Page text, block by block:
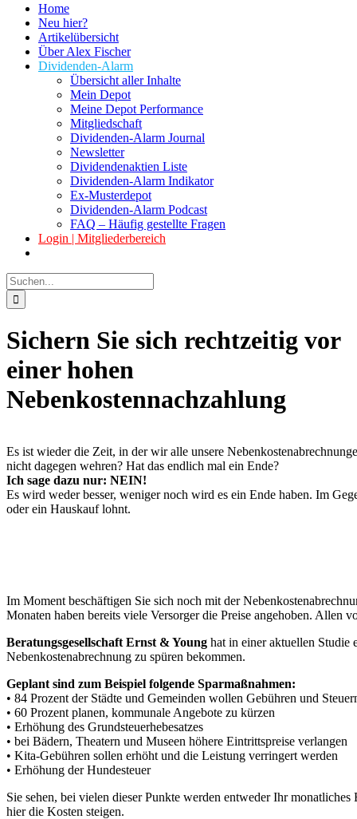
Home
Neu hier?
Artikelübersicht
Über Alex Fischer
Dividenden-Alarm
Übersicht aller Inhalte
Mein Depot
Meine Depot Performance
Mitgliedschaft
Dividenden-Alarm Journal
Newsletter
Dividendenaktien Liste
Dividenden-Alarm Indikator
Ex-Musterdepot
Dividenden-Alarm Podcast
FAQ – Häufig gestellte Fragen
Login | Mitgliederbereich
Suche
nach:
Sichern Sie sich rechtzeitig vor
einer hohen
Nebenkostennachzahlung
Es ist wieder die Zeit, in der wir alle unsere
nicht dagegen wehren? Hat das endlich mal ein Ende?
Ich sage dazu nur: NEIN!
Es wird weder besser, weniger noch wird es ein Ende haben. Im
oder ein Hauskauf lohnt.
Im Moment beschäftigen Sie sich noch mit der
Monaten haben bereits viele Versorger die Preise angehoben. Allen
Beratungsgesellschaft Ernst & Young hat in einer aktuellen Studie
Nebenkostenabrechnung zu spüren bekommen.
Geplant sind zum Beispiel folgende Sparmaßnahmen:
• 84 Prozent der Städte und Gemeinden wollen Gebühren und
• 60 Prozent planen, kommunale Angebote zu kürzen
• Erhöhung des Grundsteuerhebesatzes
• bei Bädern, Theatern und Museen höhere Eintrittspreise verlangen
• Kita-Gebühren sollen erhöht und die Leistung verringert werden
• Erhöhung der Hundesteuer
Sie sehen, bei vielen dieser Punkte werden entweder Ihr
hier die Kosten steigen.